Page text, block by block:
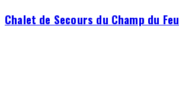
Chalet de Secours du Champ du Feu